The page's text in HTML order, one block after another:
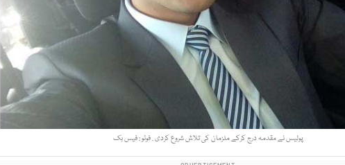
پولیس نے مقدمہ درج كرکے ملزمان کی تلاش شروع کردی . فوٹو : فیس بک